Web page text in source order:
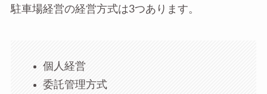
駐車場経営の経営方式は3つあります。
個人経営
委託管理方式